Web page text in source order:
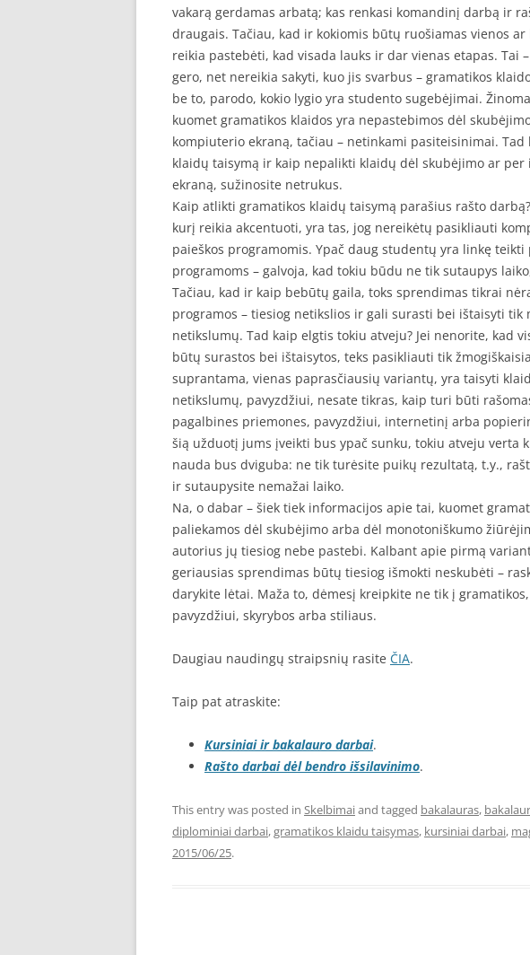
vakarą gerdamas arbatą; kas renkasi komandinį darbą ir
draugais. Tačiau, kad ir kokiomis būtų ruošiamas vienos
reikia pastebėti, kad visada lauks ir dar vienas etapas. Tai
gero, net nereikia sakyti, kuo jis svarbus – gramatikos
be to, parodo, kokio lygio yra studento sugebėjimai.
kuomet gramatikos klaidos yra nepastebimos dėl
kompiuterio ekraną, tačiau – netinkami pasiteisinimai.
klaidų taisymą ir kaip nepalikti klaidų dėl skubėjimo ar
ekraną, sužinosite netrukus.
Kaip atlikti gramatikos klaidų taisymą parašius rašto
kurį reikia akcentuoti, yra tas, jog nereikėtų pasikliauti
paieškos programomis. Ypač daug studentų yra linkę
programoms – galvoja, kad tokiu būdu ne tik sutaupys
Tačiau, kad ir kaip bebūtų gaila, toks sprendimas tikrai
programos – tiesiog netikslios ir gali surasti bei ištaisyti tik
netikslumų. Tad kaip elgtis tokiu atveju? Jei nenorite, kad
būtų surastos bei ištaisytos, teks pasikliauti tik
suprantama, vienas paprasčiausių variantų, yra taisyti
netikslumų, pavyzdžiui, nesate tikras, kaip turi būti
pagalbines priemones, pavyzdžiui, internetinį arba
šią užduotį jums įveikti bus ypač sunku, tokiu atveju verta
nauda bus dviguba: ne tik turėsite puikų rezultatą, t.y.,
ir sutaupysite nemažai laiko.
Na, o dabar – šiek tiek informacijos apie tai, kuomet
paliekamos dėl skubėjimo arba dėl monotoniškumo
autorius jų tiesiog nebe pastebi. Kalbant apie pirmą
geriausias sprendimas būtų tiesiog išmokti neskubėti –
darykite lėtai. Maža to, dėmesį kreipkite ne tik į
pavyzdžiui, skyrybos arba stiliaus.
Daugiau naudingų straipsnių rasite ČIA.
Taip pat atraskite:
Kursiniai ir bakalauro darbai.
Rašto darbai dėl bendro išsilavinimo.
This entry was posted in Skelbimaiand tagged bakalauras,
diplominiai darbai,gramatikos klaidu taisymas, kursiniai darbai,
2015/06/25.